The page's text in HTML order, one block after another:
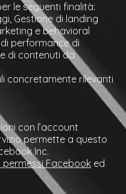
le seguenti finalità:
Gestione di landing
e behavioral
performance di
di contenuti da
concretamente rilevanti
con l’account
permette a questo
Inc.
Facebook ed